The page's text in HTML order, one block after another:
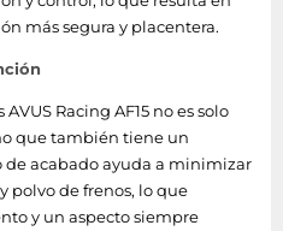
más segura y placentera.
Racing AF15 no es solo
que también tiene un
de acabado ayuda a minimizar
polvo de frenos, lo que
y un aspecto siempre